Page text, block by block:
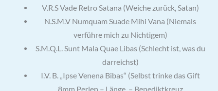
V.R.S Vade Retro Satana (Weiche zurück, Satan)
N.S.M.V Numquam Suade Mihi Vana (Niemals
verführe mich zu Nichtigem)
S.M.Q.L. Sunt Mala Quae Libas (Schlecht ist, was du
darreichst)
I.V. B. „Ipse Venena Bibas“ (Selbst trinke das Gift
8mm Perlen – Länge – Benediktkreuz